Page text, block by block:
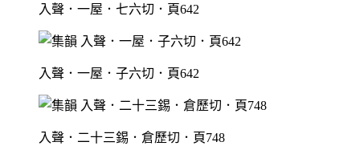
入聲．一屋．七六切．頁642
入聲．一屋．子六切．頁642
入聲．二十三錫．倉歷切．頁748